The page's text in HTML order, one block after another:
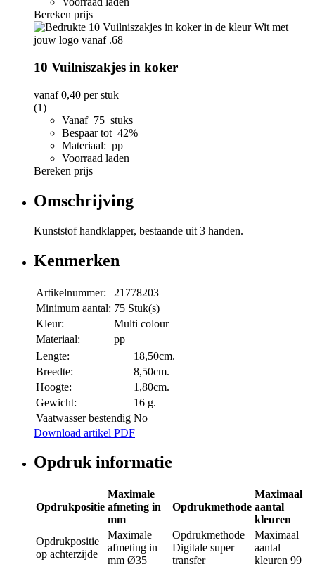
Bereken prijs
10 Vuilniszakjes in koker
vanaf0,40 per stuk
(1)
Vanaf 75 stuks
Bespaar tot 42%
Materiaal: pp
Voorraad laden
Bereken prijs
Omschrijving
Kunststof handklapper, bestaande uit 3 handen.
Kenmerken
Artikelnummer:
21778203
Minimum aantal: 75 Stuk(s)
Kleur:
Multi colour
Materiaal:
pp
Lengte:
18,50cm.
Breedte:
8,50cm.
Hoogte:
1,80cm.
Gewicht:
16 g.
Vaatwasser bestendig No
Download artikel PDF
Opdruk informatie
Opdrukpositie
Maximale
afmeting in
mm
Opdrukmethode
Maximaal
aantal
kleuren
Opdrukpositie
op achterzijde
Maximale
afmeting in
mm Ø35
Opdrukmethode
Digitale super
transfer
Maximaal
aantal
kleuren 99